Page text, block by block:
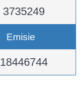
3735249
Emisie
18446744